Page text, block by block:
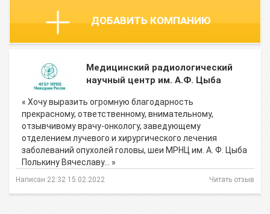
ДОБАВИТЬ КОМПАНИЮ
Медицинский радиологический
научный центр им. А.Ф. Цыба
« Хочу выразить огромную благодарность
прекрасному, ответственному, внимательному,
отзывчивому врачу-онкологу, заведующему
отделением лучевого и хирургического лечения
заболеваний опухолей головы, шеи МРНЦ им. А. Ф. Цыба
Полькину Вячеславу… »
Написан 22:32 15.02.2022 Читать отзыв